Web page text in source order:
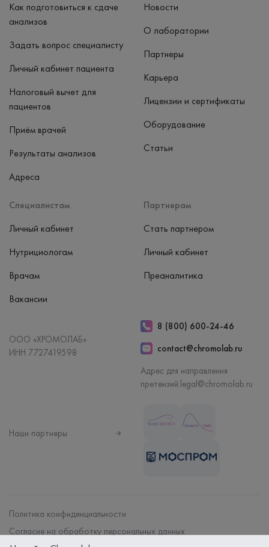
Как подготовиться к сдаче
анализов
Задать вопрос специалисту
Личный кабинет пациента
Налоговый вычет для
пациентов
Приём врачей
Результаты анализов
Адреса
Специалистам
Личный кабинет
Нутрициологам
Врачам
Вакансии
Партнерам
Стать партнером
Личный кабинет
Преаналитика
Новости
О лаборатории
Партнеры
Карьера
Лицензии и сертификаты
Оборудование
Статьи
ООО «ХРОМОЛАБ»
ИНН 7727419598
8 (800) 600-24-46
contact@chromolab.ru
Адрес для направления
претензий:legal@chromolab.ru
Наши партнеры
Политика конфиденциальности
Согласие на обработку персональных данных